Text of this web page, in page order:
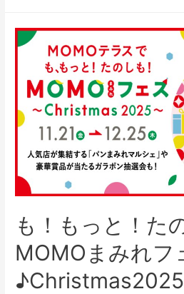
も！もっと！た
MOMOまみれフ